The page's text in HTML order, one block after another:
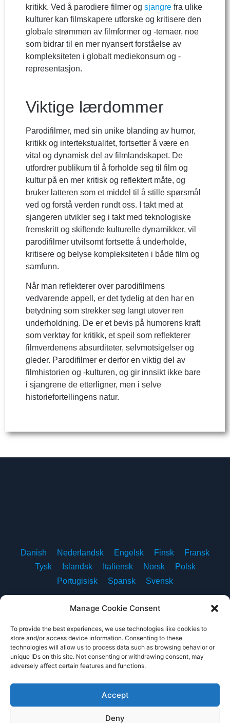
Manage Cookie Consent
To provide the best experiences, we use technologies like cookies to
store and/or access device information. Consenting to these
technologies will allow us to process data such as browsing behavior or
unique IDs on this site. Not consenting or withdrawing consent, may
adversely affect certain features and functions.
Accept
Deny
kritikk. Ved å parodiere filmer og sjangre fra ulike
kulturer kan filmskapere utforske og kritisere den
globale strømmen av filmformer og -temaer, noe
som bidrar til en mer nyansert forståelse av
kompleksiteten i globalt mediekonsum og -
representasjon.
Viktige lærdommer
Parodifilmer, med sin unike blanding av humor,
kritikk og intertekstualitet, fortsetter å være en
vital og dynamisk del av filmlandskapet. De
utfordrer publikum til å forholde seg til film og
kultur på en mer kritisk og reflektert måte, og
bruker latteren som et middel til å stille spørsmål
ved og forstå verden rundt oss. I takt med at
sjangeren utvikler seg i takt med teknologiske
fremskritt og skiftende kulturelle dynamikker, vil
parodifilmer utvilsomt fortsette å underholde,
kritisere og belyse kompleksiteten i både film og
samfunn.
Når man reflekterer over parodifilmens
vedvarende appell, er det tydelig at den har en
betydning som strekker seg langt utover ren
underholdning. De er et bevis på humorens kraft
som verktøy for kritikk, et speil som reflekterer
filmverdenens absurditeter, selvmotsigelser og
gleder. Parodifilmer er derfor en viktig del av
filmhistorien og -kulturen, og gir innsikt ikke bare
i sjangrene de etterligner, men i selve
historiefortellingens natur.
Danish Nederlandsk Engelsk Finsk
Fransk
Tysk
Islandsk Italiensk Norsk
Polsk
Portugisisk
Spansk Svensk
Om oss Kontakt oss Personvernerklæring
Vilkår for bruk Nettstedkart
Copyright © 2011 – 2026 European Studios. All rights
reserved.